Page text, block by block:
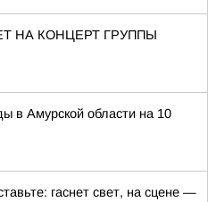
НА КОНЦЕРТ ГРУППЫ
в Амурской области на 10
гаснет свет, на сцене —